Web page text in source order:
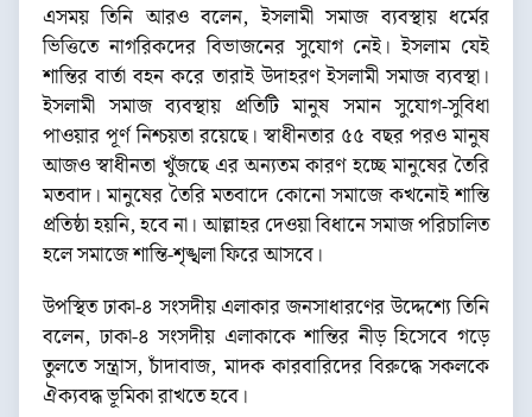
এসময় তিনি আরও বলেন, ইসলামী সমাজ ব্যবস্থায় ধর্মের
ভিত্তিতে নাগরিকদের বিভাজনের সুযোগ নেই। ইসলাম যেই
শান্তির বার্তা বহন করে তারাই উদাহরণ ইসলামী সমাজ ব্যবস্থা।
ইসলামী সমাজ ব্যবস্থায় প্রতিটি মানুষ সমান সুযোগ-সুবিধা
পাওয়ার পূর্ণ নিশ্চয়তা রয়েছে। স্বাধীনতার ৫৫ বছর পরও মানুষ
আজও স্বাধীনতা খুঁজছে এর অন্যতম কারণ হচ্ছে মানুষের তৈরি
মতবাদ। মানুষের তৈরি মতবাদে কোনো সমাজে কখনোই শান্তি
প্রতিষ্ঠা হয়নি, হবে না। আল্লাহর দেওয়া বিধানে সমাজ পরিচালিত
হলে সমাজে শান্তি-শৃঙ্খলা ফিরে আসবে।
উপস্থিত ঢাকা-৪ সংসদীয় এলাকার জনসাধারণের উদ্দেশ্যে তিনি
বলেন, ঢাকা-৪ সংসদীয় এলাকাকে শান্তির নীড় হিসেবে গড়ে
তুলতে সন্ত্রাস, চাঁদাবাজ, মাদক কারবারিদের বিরুদ্ধে সকলকে
ঐক্যবদ্ধ ভূমিকা রাখতে হবে।